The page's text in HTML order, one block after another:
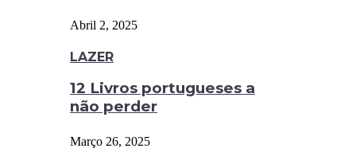
Abril 2, 2025
LAZER
12 Livros portugueses a
não perder
Março 26, 2025